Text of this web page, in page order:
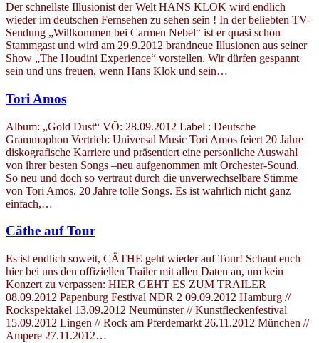
Der schnellste Illusionist der Welt HANS KLOK wird endlich
wieder im deutschen Fernsehen zu sehen sein ! In der beliebten TV-
Sendung „Willkommen bei Carmen Nebel“ ist er quasi schon
Stammgast und wird am 29.9.2012 brandneue Illusionen aus seiner
Show „The Houdini Experience“ vorstellen. Wir dürfen gespannt
sein und uns freuen, wenn Hans Klok und sein…
Tori Amos
Album: „Gold Dust“ VÖ: 28.09.2012 Label : Deutsche
Grammophon Vertrieb: Universal Music Tori Amos feiert 20 Jahre
diskografische Karriere und präsentiert eine persönliche Auswahl
von ihrer besten Songs –neu aufgenommen mit Orchester-Sound.
So neu und doch so vertraut durch die unverwechselbare Stimme
von Tori Amos. 20 Jahre tolle Songs. Es ist wahrlich nicht ganz
einfach,…
Cäthe auf Tour
Es ist endlich soweit, CÄTHE geht wieder auf Tour! Schaut euch
hier bei uns den offiziellen Trailer mit allen Daten an, um kein
Konzert zu verpassen: HIER GEHT ES ZUM TRAILER
08.09.2012 Papenburg Festival NDR 2 09.09.2012 Hamburg //
Rockspektakel 13.09.2012 Neumünster // Kunstfleckenfestival
15.09.2012 Lingen // Rock am Pferdemarkt 26.11.2012 München //
Ampere 27.11.2012…